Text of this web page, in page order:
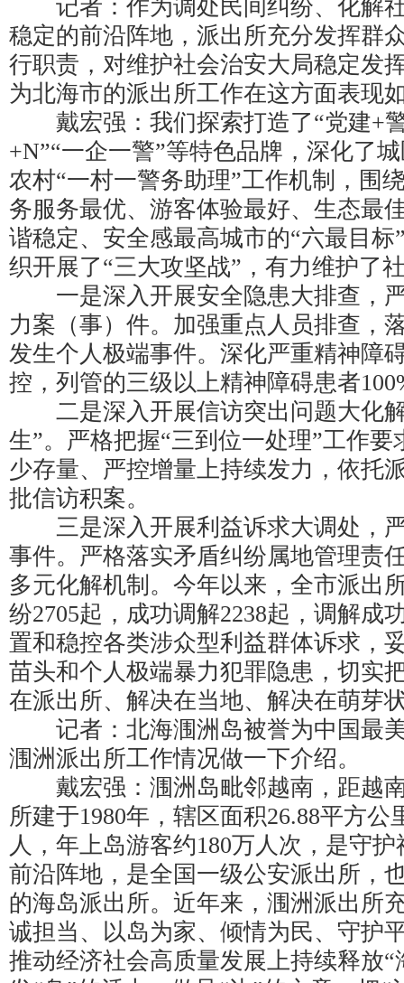
记者：作为调处民间纠纷、化解
稳定的前沿阵地，派出所充分发挥群
行职责，对维护社会治安大局稳定发
为北海市的派出所工作在这方面表现
戴宏强：我们探索打造了“党建+
+N”“一企一警”等特色品牌，深化了
农村“一村一警务助理”工作机制，围
务服务最优、游客体验最好、生态最
谐稳定、安全感最高城市的“六最目标
织开展了“三大攻坚战”，有力维护了
一是深入开展安全隐患大排查，
力案（事）件。加强重点人员排查，
发生个人极端事件。深化严重精神障
控，列管的三级以上精神障碍患者
二是深入开展信访突出问题大化
生”。严格把握“三到位一处理”工作
少存量、严控增量上持续发力，依托
批信访积案。
三是深入开展利益诉求大调处，
事件。严格落实矛盾纠纷属地管理责
多元化解机制。今年以来，全市派出
纷2705起，成功调解2238起，调解成
置和稳控各类涉众型利益群体诉求，
苗头和个人极端暴力犯罪隐患，切实
在派出所、解决在当地、解决在萌芽
记者：北海涠洲岛被誉为中国最
涠洲派出所工作情况做一下介绍。
戴宏强：涠洲岛毗邻越南，距越南
所建于1980年，辖区面积26.88平方公
人，年上岛游客约180万人次，是守
前沿阵地，是全国一级公安派出所，
的海岛派出所。近年来，涠洲派出所
诚担当、以岛为家、倾情为民、守护
推动经济社会高质量发展上持续释放“